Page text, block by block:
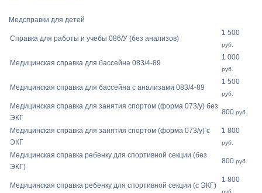
Медсправки для детей
Справка для работы и учебы 086/У (без анализов)
1 500
руб.
Медицинская справка для бассейна 083/4-89
1 000
руб.
Медицинская справка для бассейна с анализами 083/4-89
1 500
руб.
Медицинская справка для занятия спортом (форма 073/у) без
ЭКГ
800 руб.
Медицинская справка для занятия спортом (форма 073/у) с
ЭКГ
1 800
руб.
Медицинская справка ребенку для спортивной секции (без
ЭКГ)
800 руб.
Медицинская справка ребенку для спортивной секции (с ЭКГ)
1 800
руб.